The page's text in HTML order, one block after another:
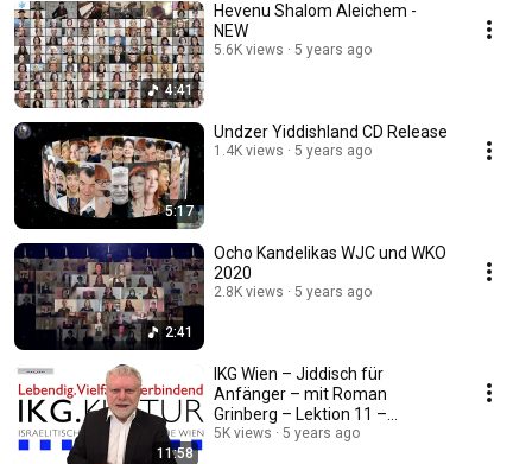
4:41
Hevenu Shalom Aleichem -
NEW
5.6K views 5 years ago
5:17
Undzer Yiddishland CD Release
1.4K views 5 years ago
2:41
Ocho Kandelikas WJC und WKO
2020
2.8K views 5 years ago
11:58
IKG Wien – Jiddisch für
Anfänger – mit Roman
Grinberg – Lektion 11 –
Chanukka
5K views 5 years ago